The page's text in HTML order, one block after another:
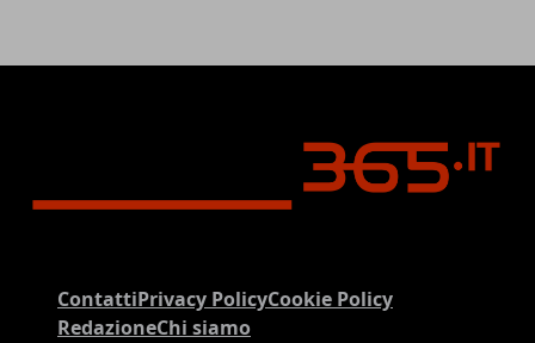
ContattiPrivacy PolicyCookie Policy
RedazioneChi siamo